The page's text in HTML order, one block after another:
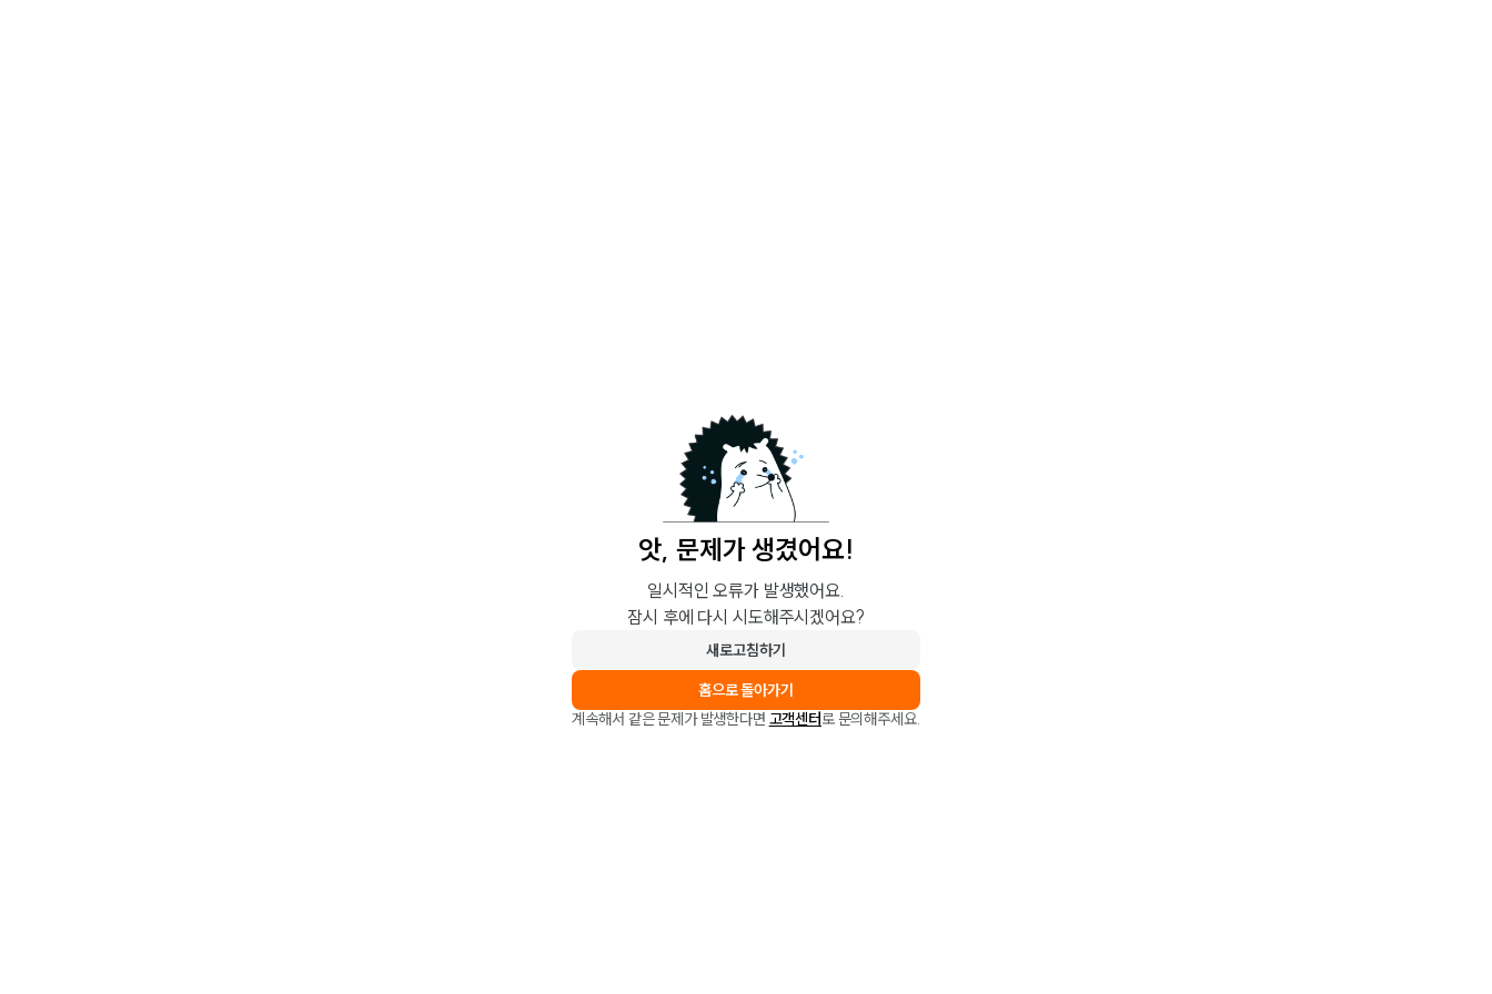
앗, 문제가 생겼어요!
일시적인 오류가 발생했어요.
잠시 후에 다시 시도해주시겠어요?
새로고침하기
홈으로 돌아가기
계속해서 같은 문제가 발생한다면 고객센터로 문의해주세요.